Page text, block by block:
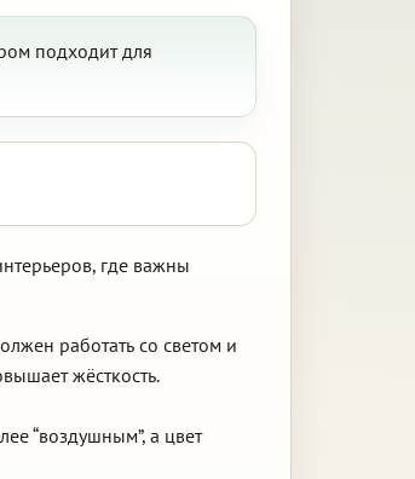
подходит для
где важны
работать со светом и
жёсткость.
“воздушным”, а цвет